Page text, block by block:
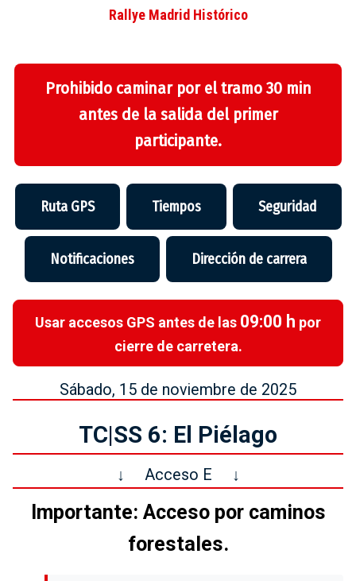
Rallye Madrid Histórico
Prohibido caminar por el tramo 30 min
antes de la salida del primer
participante.
Ruta GPS Tiempos Seguridad
Notificaciones Dirección de carrera
Usar accesos GPS antes de las 09:00 h por
cierre de carretera.
Sábado, 15 de noviembre de 2025
TC|SS 6: El Piélago
↓ Acceso E ↓
Importante: Acceso por caminos
forestales.